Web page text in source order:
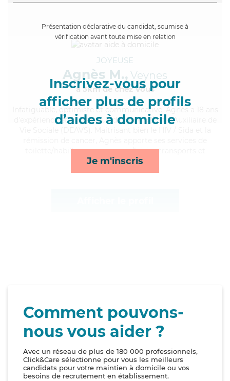
Présentation déclarative du candidat, soumise à
vérification avant toute mise en relation
Inscrivez-vous pour
afficher plus de profils
d’aides à domicile
Je m'inscris
JOYEUSE
Agnès M., Veynes
à 5km de chez Vous
, optimiste et communicative, Agnès a 18 ans
d'expérience et possède un diplôme d'État d'Auxiliaire de
toilette/habillage, compagnie/loisirs, transports et
mobilité*
Comment pouvons-
nous vous aider ?
Avec un réseau de plus de 180 000 professionnels,
Click&Care sélectionne pour vous les meilleurs
candidats pour votre maintien à domicile ou vos
besoins de recrutement en établissement.